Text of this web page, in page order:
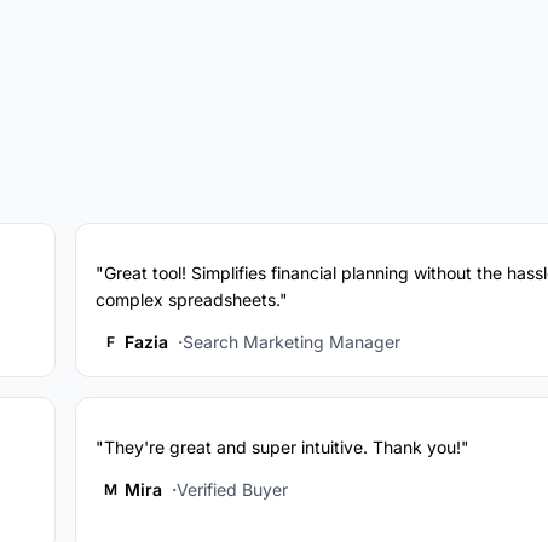
"Great tool! Simplifies financial planning without the
complex spreadsheets."
F Fazia Search Marketing Manager
"They're great and super intuitive. Thank you!"
M Mira Verified Buyer